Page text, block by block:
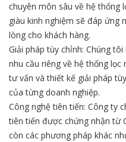
chuyên môn sâu về hệ thống
giàu kinh nghiệm sẽ đáp ứng
lòng cho khách hàng.
Giải pháp tùy chỉnh: Chúng
nhu cầu riêng về hệ thống lọc
tư vấn và thiết kế giải pháp
của từng doanh nghiệp.
Công nghệ tiên tiến: Công ty
tiên tiến được chứng nhận từ
còn các phương pháp khác